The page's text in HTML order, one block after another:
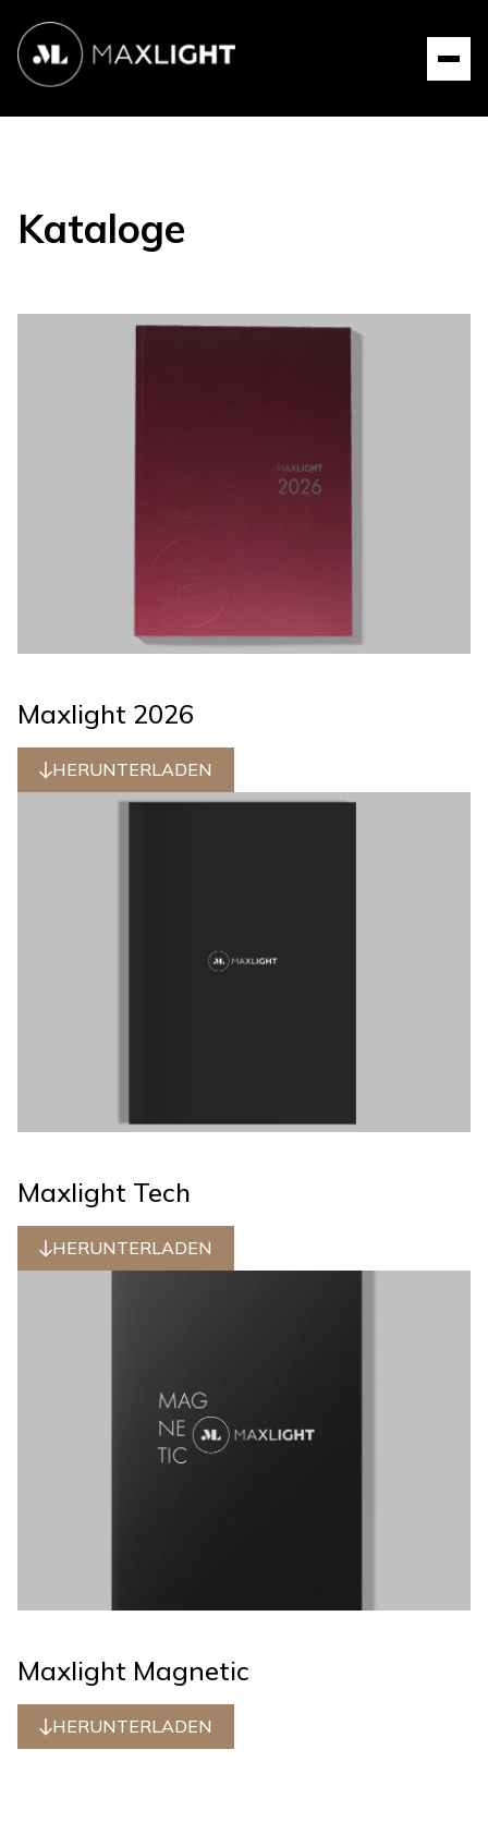
Kataloge
Maxlight 2026
HERUNTERLADEN
Maxlight Tech
HERUNTERLADEN
Maxlight Magnetic
HERUNTERLADEN